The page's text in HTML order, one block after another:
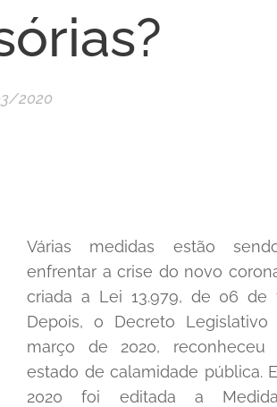
2020
Várias medidas estão
enfrentar a crise do novo
criada a Lei 13.979, de 06 de
Depois, o Decreto
março de 2020,
estado de calamidade pública.
2020 foi editada a